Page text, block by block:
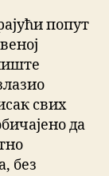
попут
свих
да
без